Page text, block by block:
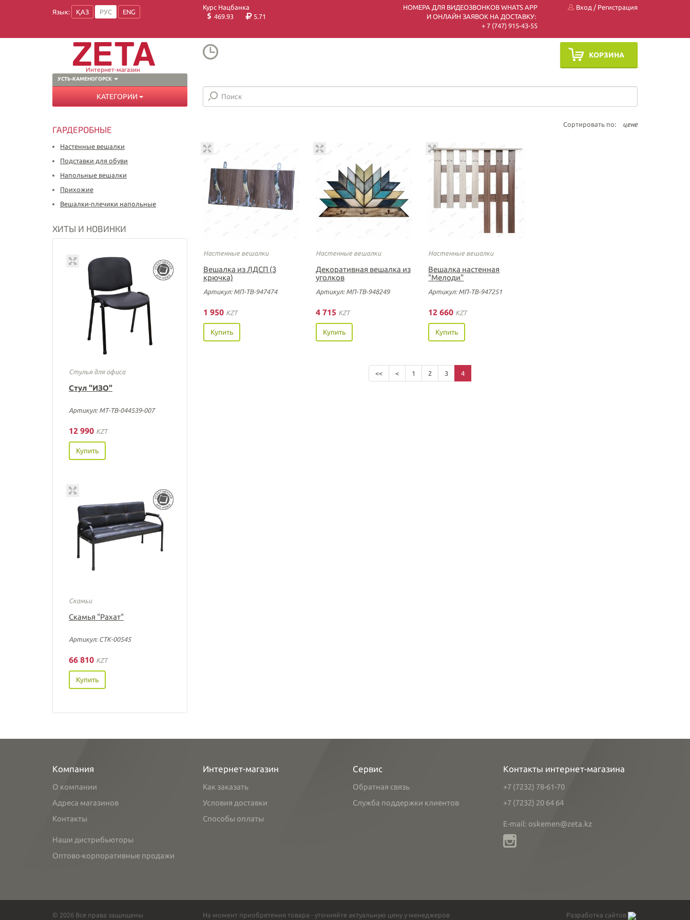
Язык: ҚАЗ РУС ENG
Курс Нацбанка
469.93
5.71
НОМЕРА ДЛЯ ВИДЕОЗВОНКОВ WHATS APP
И ОНЛАЙН ЗАЯВОК НА ДОСТАВКУ:
+ 7 (747) 915-43-55
Вход / Регистрация
УСТЬ-КАМЕНОГОРСК
Интернет-магазин
КОРЗИНА
КАТЕГОРИИ
ГАРДЕРОБНЫЕ
Настенные вешалки
Подставки для обуви
Напольные вешалки
Прихожие
Вешалки-плечики напольные
ХИТЫ И НОВИНКИ
Стулья для офиса
Стул "ИЗО"
Артикул: МТ-ТВ-044539-007
12 990 KZT
Купить
Скамьи
Скамья "Рахат"
Артикул: СТК-00545
66 810 KZT
Купить
Сортировать по: цене
Настенные вешалки
Вешалка из ЛДСП (3
крючка)
Артикул: МП-ТВ-947474
1 950 KZT
Купить
Настенные вешалки
Декоративная вешалка из
уголков
Артикул: МП-ТВ-948249
4 715 KZT
Купить
Настенные вешалки
Вешалка настенная
"Мелоди"
Артикул: МП-ТВ-947251
12 660 KZT
Купить
<< < 1 2 3 4
Компания
О компании
Адреса магазинов
Контакты
Наши дистрибьюторы
Оптово-корпоративные продажи
Интернет-магазин
Как заказать
Условия доставки
Способы оплаты
Сервис
Обратная связь
Служба поддержки клиентов
Контакты интернет-магазина
+7 (7232) 78-61-70
+7 (7232) 20 64 64
E-mail: oskemen@zeta.kz
© 2026 Все права защищены На момент приобретения товара - уточняйте актуальную цену у менеджеров Разработка сайтов